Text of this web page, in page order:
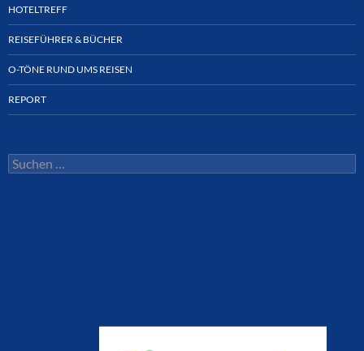
HOTELTREFF
REISEFÜHRER & BÜCHER
O-TÖNE RUND UMS REISEN
REPORT
Suchen
nach: